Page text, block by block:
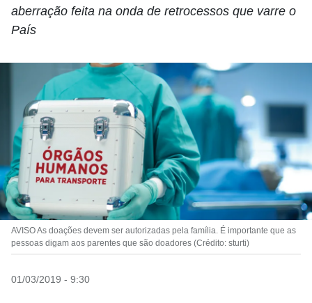
aberração feita na onda de retrocessos que varre o
País
AVISO As doações devem ser autorizadas pela família. É importante que as
pessoas digam aos parentes que são doadores (Crédito: sturti)
01/03/2019 - 9:30